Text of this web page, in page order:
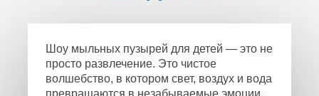
Шоу мыльных пузырей для детей — это не
просто развлечение. Это чистое
волшебство, в котором свет, воздух и вода
превращаются в незабываемые эмоции.